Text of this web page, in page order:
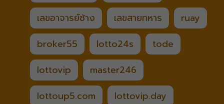
เลขอาจารย์ช้าง
เลขสายทหาร
ruay
broker55
lotto24s
tode
lottovip
master246
lottoup5.com
lottovip.day